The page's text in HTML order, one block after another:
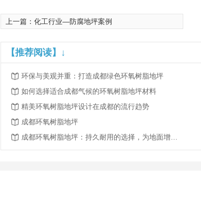
上一篇： 化工行业—防腐地坪案例
【推荐阅读】↓
环保与美观并重：打造成都绿色环氧树脂地坪
如何选择适合成都气候的环氧树脂地坪材料
精美环氧树脂地坪设计在成都的流行趋势
成都环氧树脂地坪